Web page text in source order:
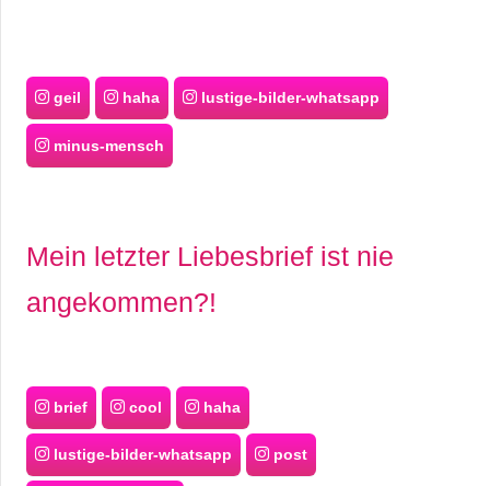
geil haha lustige-bilder-whatsapp
minus-mensch
Mein letzter Liebesbrief ist nie
angekommen?!
brief cool haha
lustige-bilder-whatsapp post